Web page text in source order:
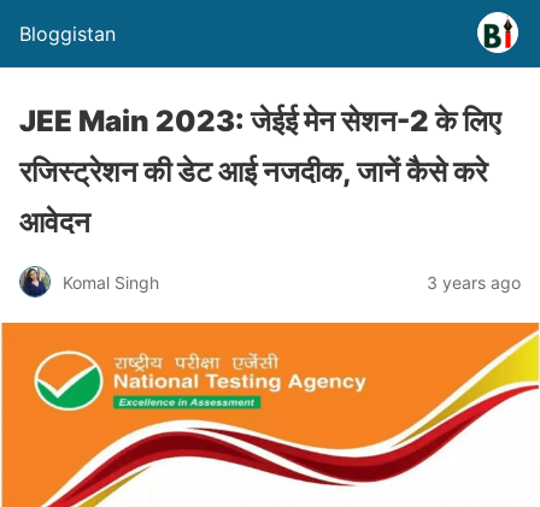
Bloggistan
JEE Main 2023: जेईई मेन सेशन-2 के लिए
रजिस्ट्रेशन की डेट आई नजदीक, जानें कैसे करे
आवेदन
Komal Singh 3 years ago